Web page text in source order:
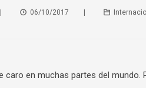
| 06/10/2017 |
caro en muchas partes del mundo.